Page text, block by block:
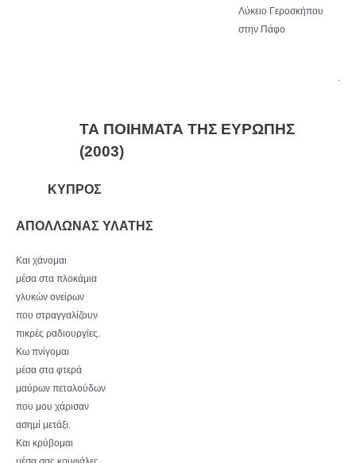
Λύκειο Γεροσκήπου
στην Πάφο
.
ΤΑ ΠΟΙΗΜΑΤΑ ΤΗΣ ΕΥΡΩΠΗΣ
(2003)
ΚΥΠΡΟΣ
ΑΠΟΛΛΩΝΑΣ ΥΛΑΤΗΣ
Και χάνομαι
μέσα στα πλοκάμια
γλυκών ονείρων
που στραγγαλίζουν
πικρές ραδιουργίες.
Κω πνίγομαι
μέσα στα φτερά
μαύρων πεταλούδων
που μου χάρισαν
ασημί μετάξι.
Και κρύβομαι